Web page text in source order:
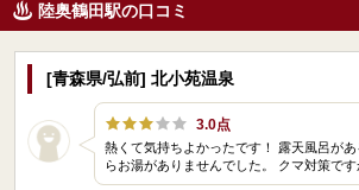
陸奥鶴田駅の口コミ
[青森県/弘前] 北小苑温泉
3.0点
熱くて気持ちよかったです！ 露天風呂が
らお湯がありませんでした。 クマ対策です